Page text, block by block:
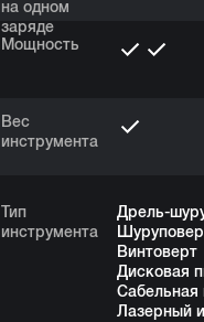
на одном
заряде
Мощность
Вес
инструмента
Тип
инструмента
Дрель-
Винтоверт
Дисковая
Сабельная
Лазерный